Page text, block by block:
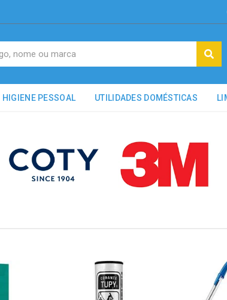
HIGIENE PESSOAL UTILIDADES DOMÉSTICAS